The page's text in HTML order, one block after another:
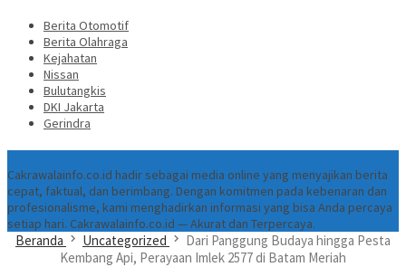
Berita Otomotif
Berita Olahraga
Kejahatan
Nissan
Bulutangkis
DKI Jakarta
Gerindra
Cakrawalainfo.co.id hadir sebagai media online yang menyajikan berita
cepat, faktual, dan berimbang. Dengan komitmen pada kebenaran dan
profesionalisme, kami menghadirkan informasi yang bisa Anda percaya
setiap hari. Cakrawalainfo.co.id — Akurat dan Terpercaya.
Beranda Uncategorized
Dari Panggung Budaya hingga Pesta
Kembang Api, Perayaan Imlek 2577 di Batam Meriah